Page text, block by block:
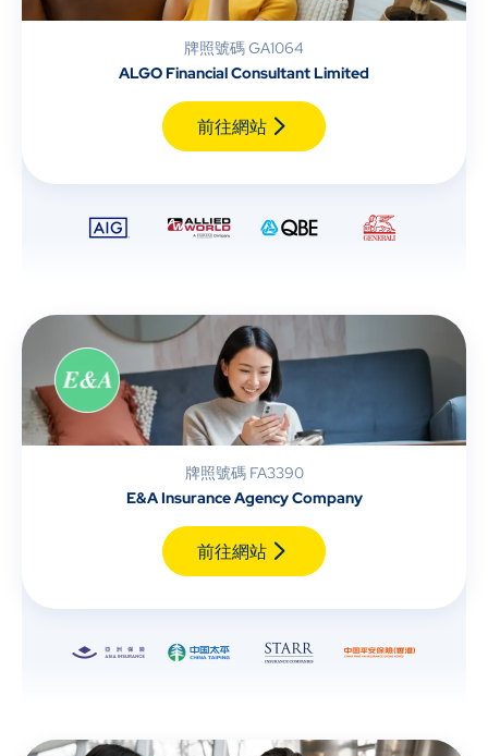
牌照號碼 GA1064
ALGO Financial Consultant Limited
前往網站
牌照號碼 FA3390
E&A Insurance Agency Company
前往網站